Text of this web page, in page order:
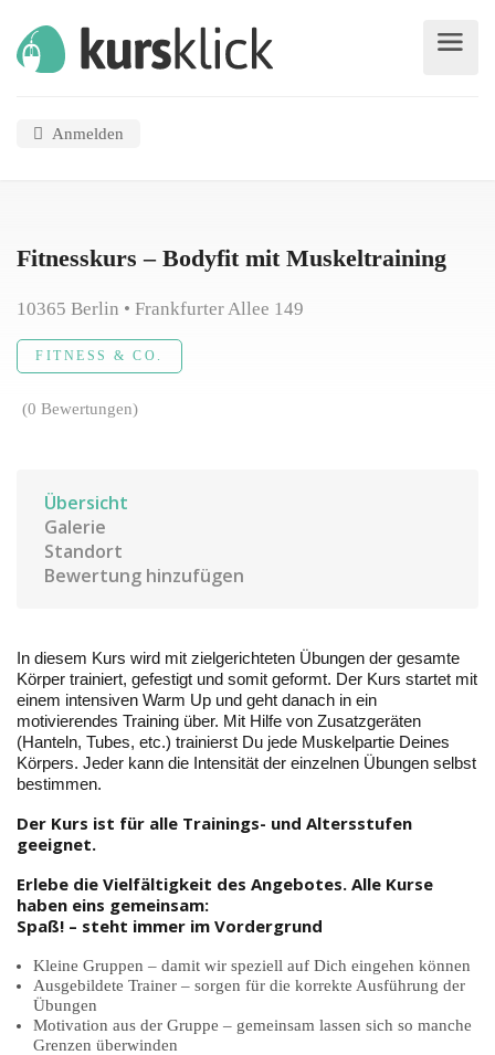
Anmelden
Fitnesskurs – Bodyfit mit Muskeltraining
10365 Berlin • Frankfurter Allee 149
FITNESS & CO.
(0 Bewertungen)
Übersicht
Galerie
Standort
Bewertung hinzufügen
In diesem Kurs wird mit zielgerichteten Übungen der gesamte
Körper trainiert, gefestigt und somit geformt. Der Kurs startet mit
einem intensiven Warm Up und geht danach in ein
motivierendes Training über. Mit Hilfe von Zusatzgeräten
(Hanteln, Tubes, etc.) trainierst Du jede Muskelpartie Deines
Körpers. Jeder kann die Intensität der einzelnen Übungen selbst
bestimmen.
Der Kurs ist für alle Trainings- und Altersstufen
geeignet.
Erlebe die Vielfältigkeit des Angebotes. Alle Kurse
haben eins gemeinsam:
Spaß! – steht immer im Vordergrund
Kleine Gruppen – damit wir speziell auf Dich eingehen können
Ausgebildete Trainer – sorgen für die korrekte Ausführung der
Übungen
Motivation aus der Gruppe – gemeinsam lassen sich so manche
Grenzen überwinden